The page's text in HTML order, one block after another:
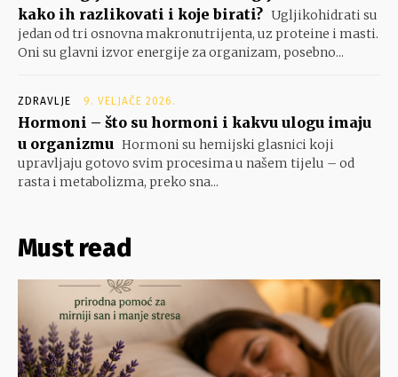
kako ih razlikovati i koje birati? Ugljikohidrati su
jedan od tri osnovna makronutrijenta, uz proteine i masti.
Oni su glavni izvor energije za organizam, posebno...
ZDRAVLJE 9. VELJAČE 2026.
Hormoni – što su hormoni i kakvu ulogu imaju
u organizmu Hormoni su hemijski glasnici koji
upravljaju gotovo svim procesima u našem tijelu – od
rasta i metabolizma, preko sna...
Must read